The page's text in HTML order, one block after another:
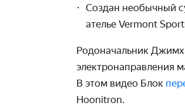
Создан необычный
ателье Vermont
Родоначальник
электронаправления
В этом видео Блок
Hoonitron.